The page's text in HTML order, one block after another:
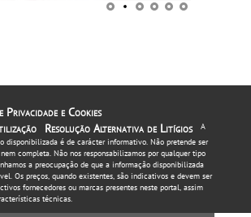
Privacidade e Cookies
Resolução Alternativa de Litígios
A
disponibilizada é de carácter informativo. Não pretende ser
completa. Não nos responsabilizamos por qualquer tipo
a preocupação de que a informação disponibilizada
Os preços, quando existentes, são indicativos e devem ser
fornecedores ou marcas presentes neste portal, assim
técnicas.